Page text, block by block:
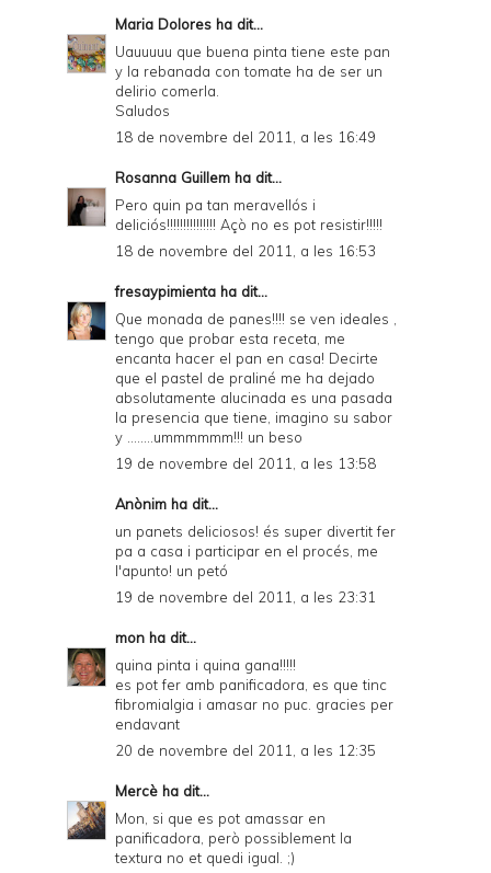
Maria Dolores ha dit...
Uauuuuu que buena pinta tiene este pan
y la rebanada con tomate ha de ser un
delirio comerla.
Saludos
18 de novembre del 2011, a les 16:49
Rosanna Guillem ha dit...
Pero quin pa tan meravellós i
deliciós!!!!!!!!!!!!!!! Açò no es pot resistir!!!!!
18 de novembre del 2011, a les 16:53
fresaypimienta ha dit...
Que monada de panes!!!! se ven ideales ,
tengo que probar esta receta, me
encanta hacer el pan en casa! Decirte
que el pastel de praliné me ha dejado
absolutamente alucinada es una pasada
la presencia que tiene, imagino su sabor
y ........ummmmmm!!! un beso
19 de novembre del 2011, a les 13:58
Anònim ha dit...
un panets deliciosos! és super divertit fer
pa a casa i participar en el procés, me
l'apunto! un petó
19 de novembre del 2011, a les 23:31
mon ha dit...
quina pinta i quina gana!!!!!
es pot fer amb panificadora, es que tinc
fibromialgia i amasar no puc. gracies per
endavant
20 de novembre del 2011, a les 12:35
Mercè ha dit...
Mon, si que es pot amassar en
panificadora, però possiblement la
textura no et quedi igual. ;)